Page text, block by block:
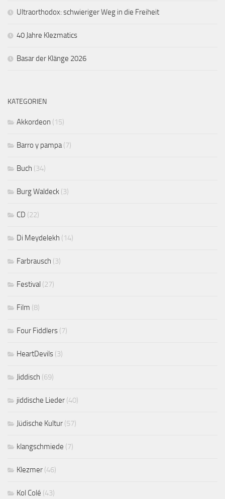
Ultraorthodox: schwieriger Weg in die Freiheit
40 Jahre Klezmatics
Basar der Klänge 2026
KATEGORIEN
Akkordeon (15)
Barro y pampa(7)
Buch (34)
Burg Waldeck (3)
CD (22)
Di Meydelekh (14)
Farbrausch (3)
Festival (27)
Film (8)
Four Fiddlers (7)
HeartDevils (3)
Jiddisch (69)
jiddische Lieder (40)
Jüdische Kultur (57)
klangschmiede (7)
Klezmer (46)
Kol Colé (43)